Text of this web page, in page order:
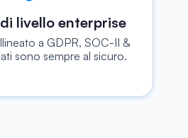
livello enterprise
a GDPR, SOC-II &
sono sempre al sicuro.